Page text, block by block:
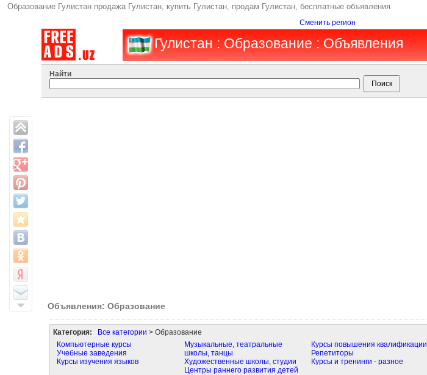
Образование Гулистан продажа Гулистан, купить Гулистан, продам Гулистан, бесплатные объявления
Сменить регион
Гулистан : Образование : Объявления
Найти
Объявления: Образование
Категория: Все категории > Образование
Компьютерные курсы
Учебные заведения
Курсы изучения языков
Музыкальные, театральные
школы, танцы
Художественные школы, студии
Центры раннего развития детей
Курсы повышения квалификации
Репетиторы
Курсы и тренинги - разное